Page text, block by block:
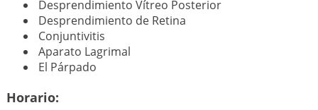
Desprendimiento Vítreo Posterior
Desprendimiento de Retina
Conjuntivitis
Aparato Lagrimal
El Párpado
Horario: